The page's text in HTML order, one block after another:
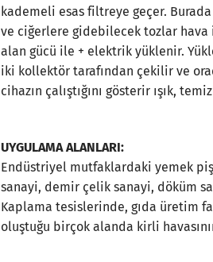
kademeli esas filtreye geçer.
ve ciğerlere gidebilecek tozlar hava
alan gücü ile + elektrik yüklenir.
iki kollektör tarafından çekilir ve
cihazın çalıştığını gösterir ışık,
UYGULAMA ALANLARI:
Endüstriyel mutfaklardaki yemek
sanayi, demir çelik sanayi, döküm
Kaplama tesislerinde, gıda üretim
oluştuğu birçok alanda kirli